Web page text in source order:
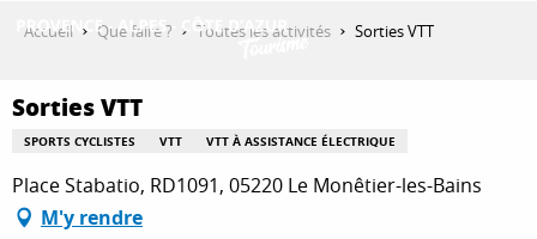
principal
DÉCOUVRIR
QUE FAIRE ?
Accueil Que faire ? Toutes les activités Sorties VTT
Sorties VTT
SPORTS CYCLISTES VTT VTT À ASSISTANCE ÉLECTRIQUE
Place Stabatio, RD1091, 05220 Le Monêtier-les-Bains
M'y rendre